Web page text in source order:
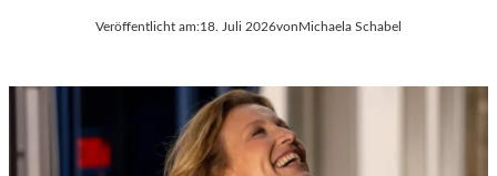
Veröffentlicht am:18. Juli 2026vonMichaela Schabel